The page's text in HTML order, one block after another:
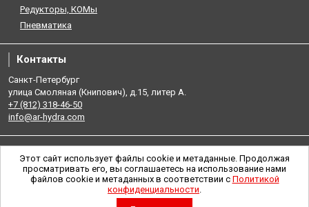
Этот сайт использует файлы cookie и метаданные. Продолжая
просматривать его, вы соглашаетесь на использование нами
файлов cookie и метаданных в соответствии с Политикой
конфиденциальности.
Редукторы, КОМы
Пневматика
Контакты
Санкт-Петербург
улица Смоляная (Книпович), д.15, литер А.
+7 (812) 318-46-50
info@ar-hydra.com